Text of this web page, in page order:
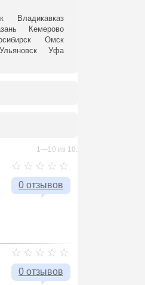
Владикавказ
Кемерово
Омск
Ульяновск
Уфа
1—10 из 10.
0 отзывов
0 отзывов